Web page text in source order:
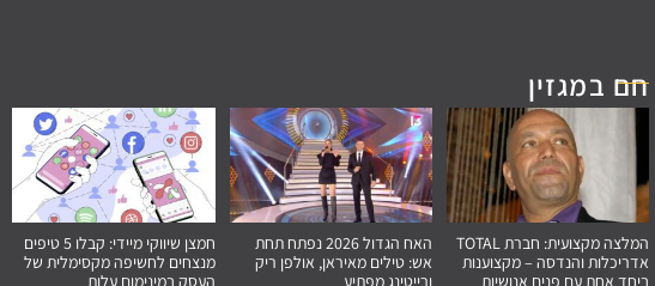
חם במגזין
המלצה מקצועית: חברת TOTAL
אדריכלות והנדסה – מקצוענות
ביחד אחת עם פנים אנושיות
האח הגדול 2026 נפתח תחת
אש: טילים מאיראן, אולפן ריק
ורייטינג מפתיע
חמצן שיווקי מיידי: קבלו 5 טיפים
מנצחים לחשיפה מקסימלית של
העסק במינימום עלות